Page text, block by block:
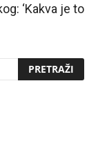
‘Kakva je to